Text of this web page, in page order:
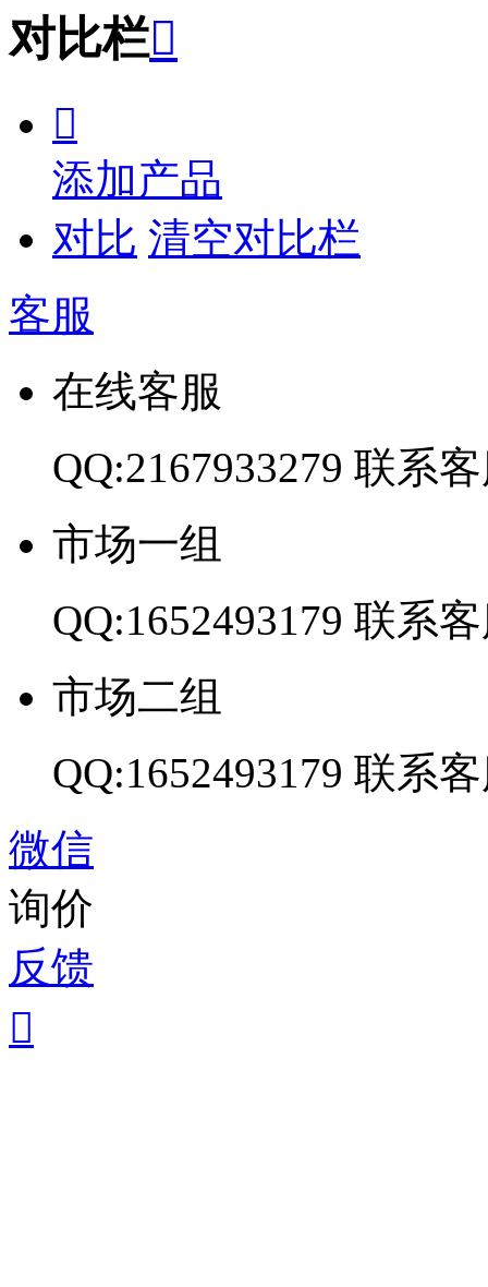
对比栏

添加产品
对比 清空对比栏
客服
在线客服
QQ:2167933279 联系
市场一组
QQ:1652493179 联系
市场二组
QQ:1652493179 联系
微信
询价
反馈
